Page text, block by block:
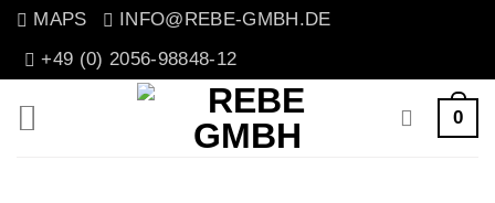
Zum
Inhalt
MAPS
INFO@REBE-GMBH.DE
+49 (0) 2056-98848-12
0